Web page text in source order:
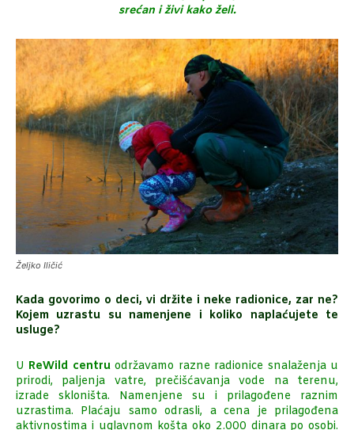
srećan i živi kako želi.
Željko Iličić
Kada govorimo o deci, vi držite i neke radionice, zar ne?
Kojem uzrastu su namenjene i koliko naplaćujete te
usluge?
U ReWild centru održavamo razne radionice snalaženja u
prirodi, paljenja vatre, prečišćavanja vode na terenu,
izrade skloništa. Namenjene su i prilagođene raznim
uzrastima. Plaćaju samo odrasli, a cena je prilagođena
aktivnostima i uglavnom košta oko 2.000 dinara po osobi.